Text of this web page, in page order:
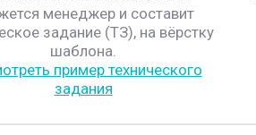
менеджер и составит
задание (ТЗ), на вёрстку
шаблона.
пример технического
задания